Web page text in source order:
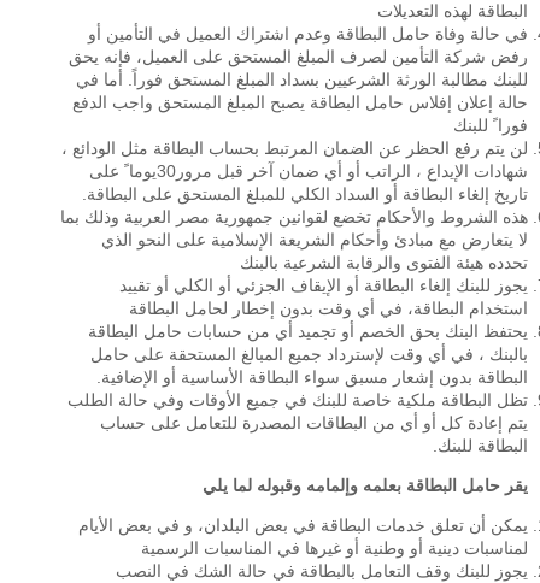
البطاقة لهذه التعديلات
في حالة وفاة حامل البطاقة وعدم اشتراك العميل في التأمين أو
رفض شركة التأمين لصرف المبلغ المستحق على العميل، فإنه يحق
للبنك مطالبة الورثة الشرعيين بسداد المبلغ المستحق فوراً. أما في
حالة إعلان إفلاس حامل البطاقة يصبح المبلغ المستحق واجب الدفع
فورا ً للبنك
لن يتم رفع الحظر عن الضمان المرتبط بحساب البطاقة مثل الودائع ،
شهادات الإيداع ، الراتب أو أي ضمان آخر قبل مرور30يوما ً على
تاريخ إلغاء البطاقة أو السداد الكلي للمبلغ المستحق على البطاقة.
هذه الشروط والأحكام تخضع لقوانين جمهورية مصر العربية وذلك بما
لا يتعارض مع مبادئ وأحكام الشريعة الإسلامية على النحو الذي
تحدده هيئة الفتوى والرقابة الشرعية بالبنك
يجوز للبنك إلغاء البطاقة أو الإيقاف الجزئي أو الكلي أو تقييد
استخدام البطاقة، في أي وقت بدون إخطار لحامل البطاقة
يحتفظ البنك بحق الخصم أو تجميد أي من حسابات حامل البطاقة
بالبنك ، في أي وقت لإسترداد جميع المبالغ المستحقة على حامل
البطاقة بدون إشعار مسبق سواء البطاقة الأساسية أو الإضافية.
تظل البطاقة ملكية خاصة للبنك في جميع الأوقات وفي حالة الطلب
يتم إعادة كل أو أي من البطاقات المصدرة للتعامل على حساب
البطاقة للبنك.
يقر حامل البطاقة بعلمه وإلمامه وقبوله لما يلي
يمكن أن تعلق خدمات البطاقة في بعض البلدان، و في بعض الأيام
لمناسبات دينية أو وطنية أو غيرها في المناسبات الرسمية
يجوز للبنك وقف التعامل بالبطاقة في حالة الشك في النصب